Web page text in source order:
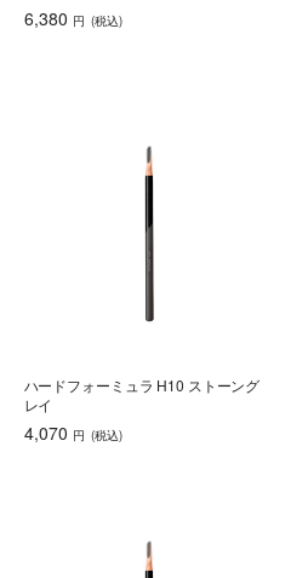
6,380 円 (税込)
ハードフォーミュラ H10 ストーング
レイ
4,070 円 (税込)